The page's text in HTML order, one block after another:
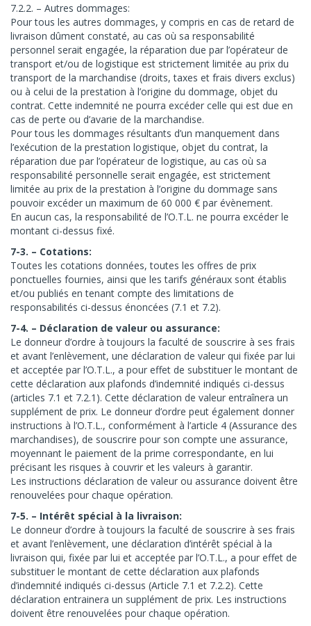
7.2.2. – Autres dommages:
Pour tous les autres dommages, y compris en cas de retard de
livraison dûment constaté, au cas où sa responsabilité
personnel serait engagée, la réparation due par l’opérateur de
transport et/ou de logistique est strictement limitée au prix du
transport de la marchandise (droits, taxes et frais divers exclus)
ou à celui de la prestation à l’origine du dommage, objet du
contrat. Cette indemnité ne pourra excéder celle qui est due en
cas de perte ou d’avarie de la marchandise.
Pour tous les dommages résultants d’un manquement dans
l’exécution de la prestation logistique, objet du contrat, la
réparation due par l’opérateur de logistique, au cas où sa
responsabilité personnelle serait engagée, est strictement
limitée au prix de la prestation à l’origine du dommage sans
pouvoir excéder un maximum de 60 000 € par évènement.
En aucun cas, la responsabilité de l’O.T.L. ne pourra excéder le
montant ci-dessus fixé.
7-3. – Cotations:
Toutes les cotations données, toutes les offres de prix
ponctuelles fournies, ainsi que les tarifs généraux sont établis
et/ou publiés en tenant compte des limitations de
responsabilités ci-dessus énoncées (7.1 et 7.2).
7-4. – Déclaration de valeur ou assurance:
Le donneur d’ordre à toujours la faculté de souscrire à ses frais
et avant l’enlèvement, une déclaration de valeur qui fixée par lui
et acceptée par l’O.T.L., a pour effet de substituer le montant de
cette déclaration aux plafonds d’indemnité indiqués ci-dessus
(articles 7.1 et 7.2.1). Cette déclaration de valeur entraînera un
supplément de prix. Le donneur d’ordre peut également donner
instructions à l’O.T.L., conformément à l’article 4 (Assurance des
marchandises), de souscrire pour son compte une assurance,
moyennant le paiement de la prime correspondante, en lui
précisant les risques à couvrir et les valeurs à garantir.
Les instructions déclaration de valeur ou assurance doivent être
renouvelées pour chaque opération.
7-5. – Intérêt spécial à la livraison:
Le donneur d’ordre à toujours la faculté de souscrire à ses frais
et avant l’enlèvement, une déclaration d’intérêt spécial à la
livraison qui, fixée par lui et acceptée par l’O.T.L., a pour effet de
substituer le montant de cette déclaration aux plafonds
d’indemnité indiqués ci-dessus (Article 7.1 et 7.2.2). Cette
déclaration entrainera un supplément de prix. Les instructions
doivent être renouvelées pour chaque opération.